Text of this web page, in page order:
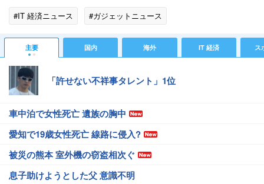
#IT 経済ニュース #ガジェットニュース
主要 国内 海外 IT 経済 ス
「許せない不祥事タレント」1位
車中泊で女性死亡 遺族の胸中
愛知で19歳女性死亡 線路に侵入?
被災の熊本 室外機の窃盗相次ぐ
息子助けようとした父 意識不明